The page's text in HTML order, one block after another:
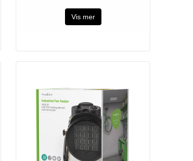
Vis mer